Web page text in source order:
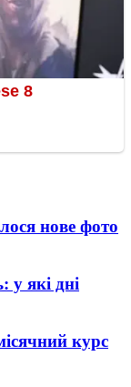
нове фото
у які дні
курс